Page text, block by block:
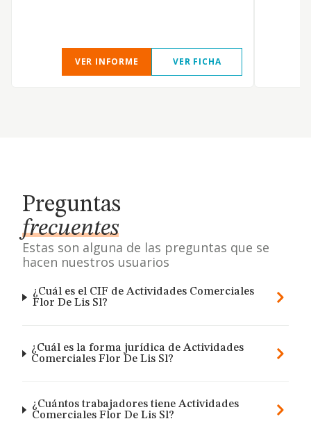
VER INFORME VER FICHA
Preguntas
frecuentes
Estas son alguna de las preguntas que se
hacen nuestros usuarios
¿Cuál es el CIF de Actividades Comerciales
Flor De Lis Sl?
¿Cuál es la forma jurídica de Actividades
Comerciales Flor De Lis Sl?
¿Cuántos trabajadores tiene Actividades
Comerciales Flor De Lis Sl?